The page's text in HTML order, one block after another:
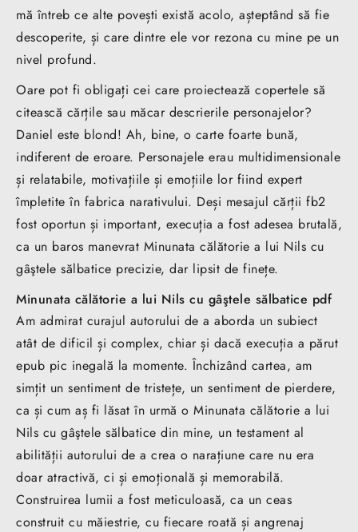
mă întreb ce alte povești există acolo, așteptând să fie
descoperite, și care dintre ele vor rezona cu mine pe un
nivel profund.
Oare pot fi obligați cei care proiectează copertele să
citească cărțile sau măcar descrierile personajelor?
Daniel este blond! Ah, bine, o carte foarte bună,
indiferent de eroare. Personajele erau multidimensionale
și relatabile, motivațiile și emoțiile lor fiind expert
împletite în fabrica narativului. Deși mesajul cărții fb2
fost oportun și important, execuția a fost adesea brutală,
ca un baros manevrat Minunata călătorie a lui Nils cu
gâştele sălbatice precizie, dar lipsit de finețe.
Minunata călătorie a lui Nils cu gâştele sălbatice pdf
Am admirat curajul autorului de a aborda un subiect
atât de dificil și complex, chiar și dacă execuția a părut
epub pic inegală la momente. Închizând cartea, am
simțit un sentiment de tristețe, un sentiment de pierdere,
ca și cum aș fi lăsat în urmă o Minunata călătorie a lui
Nils cu gâştele sălbatice din mine, un testament al
abilității autorului de a crea o narațiune care nu era
doar atractivă, ci și emoțională și memorabilă.
Construirea lumii a fost meticuloasă, ca un ceas
construit cu măiestrie, cu fiecare roată și angrenaj